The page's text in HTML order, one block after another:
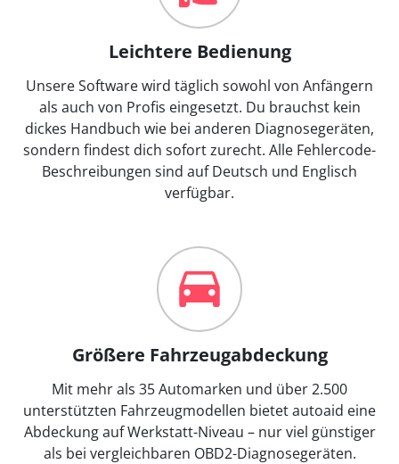
Leichtere Bedienung
Unsere Software wird täglich sowohl von Anfängern
als auch von Profis eingesetzt. Du brauchst kein
dickes Handbuch wie bei anderen Diagnosegeräten,
sondern findest dich sofort zurecht. Alle Fehlercode-
Beschreibungen sind auf Deutsch und Englisch
verfügbar.
Größere Fahrzeugabdeckung
Mit mehr als 35 Automarken und über 2.500
unterstützten Fahrzeugmodellen bietet autoaid eine
Abdeckung auf Werkstatt-Niveau – nur viel günstiger
als bei vergleichbaren OBD2-Diagnosegeräten.